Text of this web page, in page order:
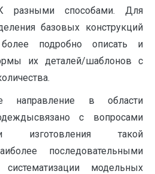
разными способами. Для
базовых конструкций
подробно описать и
их деталей/шаблонов с
направление в области
с вопросами
изготовления такой
последовательными
модельных